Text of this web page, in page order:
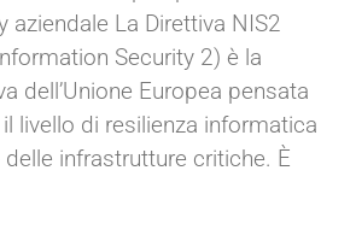
cybersecurity aziendale
aziendale La Direttiva NIS2
Security 2) è la
dell’Unione Europea pensata
livello di resilienza informatica
delle infrastrutture critiche. È